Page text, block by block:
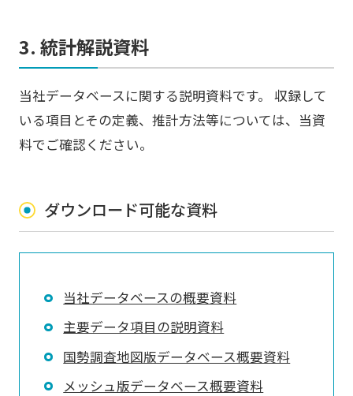
3. 統計解説資料
当社データベースに関する説明資料です。 収録して
いる項目とその定義、推計方法等については、当資
料でご確認ください。
ダウンロード可能な資料
当社データベースの概要資料
主要データ項目の説明資料
国勢調査地図版データベース概要資料
メッシュ版データベース概要資料